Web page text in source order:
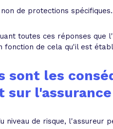
de protections
toutes ces réponses que
fonction de cela qu'il est
sont les
sur
niveau de risque, l'assureur